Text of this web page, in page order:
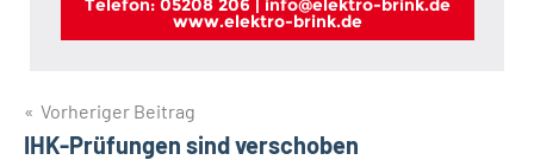
Telefon: 05208 206 | info@elektro-brink.de
www.elektro-brink.de
Beitragsnavigation
Vorheriger Beitrag
IHK-Prüfungen sind verschoben